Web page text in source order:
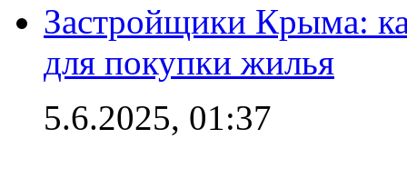
Застройщики Крыма:
для покупки жилья
5.6.2025, 01:37